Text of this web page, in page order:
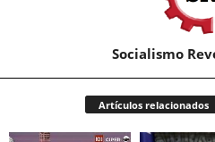
Socialismo
Artículos relacionados